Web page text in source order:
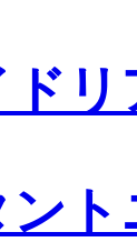
ド
ン